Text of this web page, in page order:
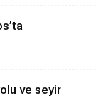
ve seyir